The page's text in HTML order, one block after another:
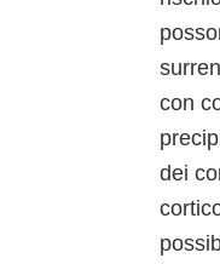
con
dei